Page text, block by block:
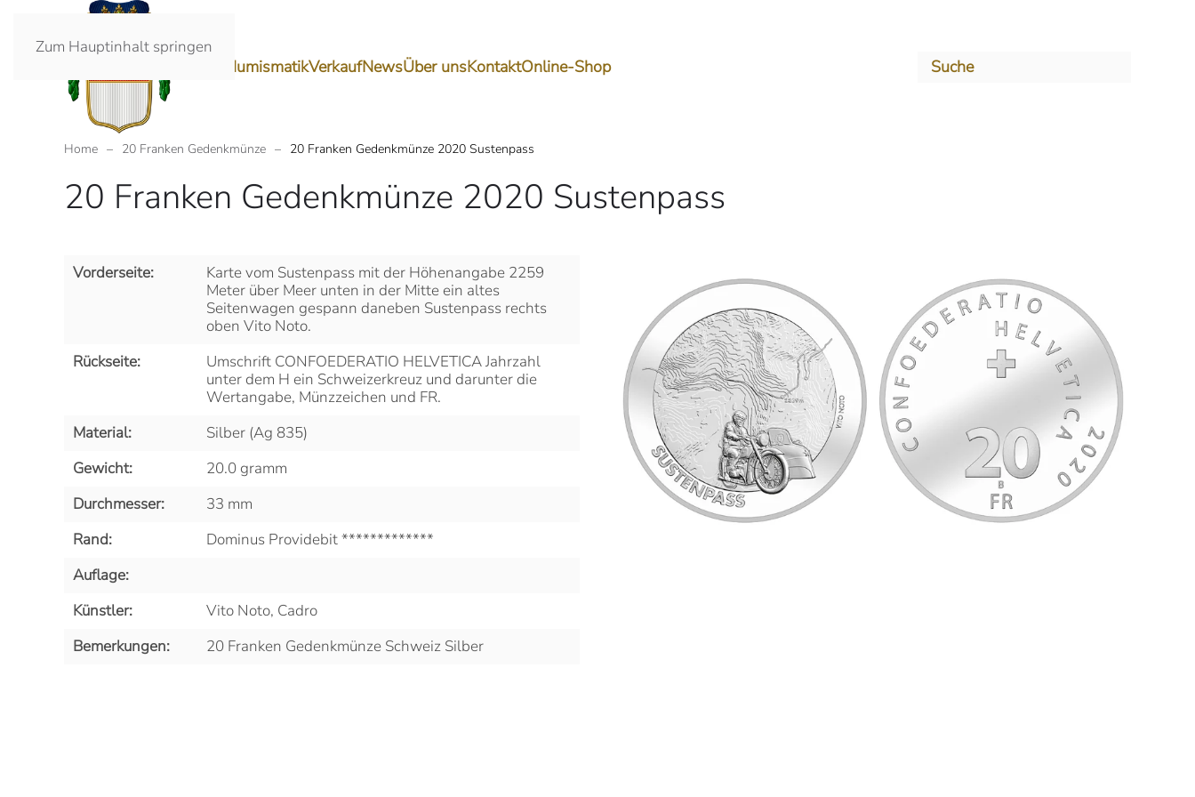
Zum Hauptinhalt springen
NumismatikVerkaufNewsÜber unsKontaktOnline-Shop
Home 20 Franken Gedenkmünze 20 Franken Gedenkmünze 2020 Sustenpass
20 Franken Gedenkmünze 2020 Sustenpass
Vorderseite:
Karte vom Sustenpass mit der Höhenangabe 2259
Meter über Meer unten in der Mitte ein altes
Seitenwagen gespann daneben Sustenpass rechts
oben Vito Noto.
Rückseite:
Umschrift CONFOEDERATIO HELVETICA Jahrzahl
unter dem H ein Schweizerkreuz und darunter die
Wertangabe, Münzzeichen und FR.
Material:
Silber (Ag 835)
Gewicht:
20.0 gramm
Durchmesser:
33 mm
Rand:
Dominus Providebit *************
Auflage:
Künstler:
Vito Noto, Cadro
Bemerkungen:
20 Franken Gedenkmünze Schweiz Silber